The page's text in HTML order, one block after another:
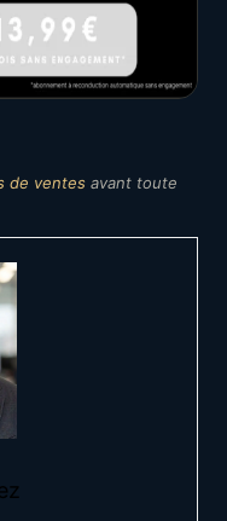
de ventes avant toute